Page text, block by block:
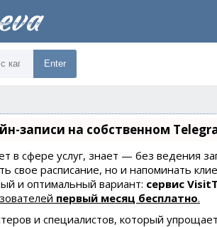
Enter
записи на собственном
в сфере услуг, знает — без ведения
свое расписание, но и напоминать
и оптимальный вариант: сервис
первый месяц бесплатно.
и специалистов, который